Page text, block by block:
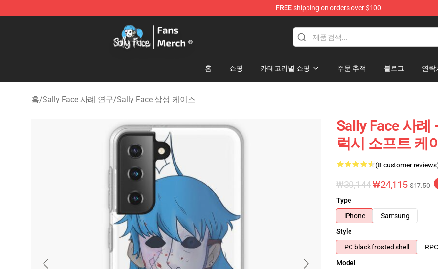
FREEshipping on orders over $100
Sally Face Store - Official Sally Face Merchandise Shop
홈 쇼핑 카테고리별 쇼핑 주문 추적 블로그 연락
홈/Sally Face 사례 연구/Sally Face 삼성 케이스
Sally Face 사례
럭시 소프트 케
(8 customer
₩30,144₩24,115 $17.50
Type
iPhone
Samsung
Style
PC black frosted shell
Model